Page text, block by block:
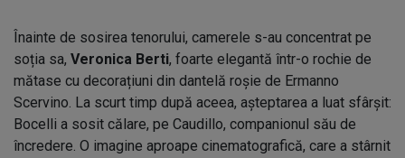
Înainte de sosirea tenorului, camerele s-au concentrat pe
soția sa, Veronica Berti, foarte elegantă într-o rochie de
mătase cu decorațiuni din dantelă roșie de Ermanno
Scervino. La scurt timp după aceea, așteptarea a luat sfârșit:
Bocelli a sosit călare, pe Caudillo, companionul său de
încredere. O imagine aproape cinematografică, care a stârnit